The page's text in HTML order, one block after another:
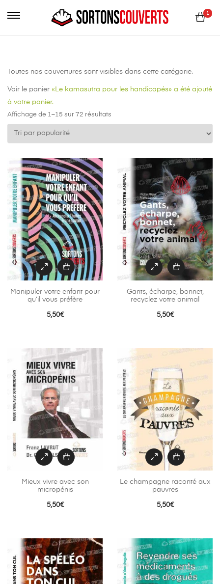
Menu
1
Toutes nos couvertures sont visibles dans cette catégorie.
Voir le panier «Le kamasutra pour les handicapés» a été ajouté
à votre panier.
Affichage de 1–15 sur 72 résultats
Manipuler votre enfant pour
qu’il vous préfère
5,50€
Gants, écharpe, bonnet,
recyclez votre animal
5,50€
Mieux vivre avec son
micropénis
5,50€
Le champagne raconté aux
pauvres
5,50€